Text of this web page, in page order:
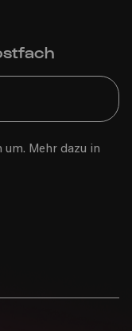
Mehr dazu in